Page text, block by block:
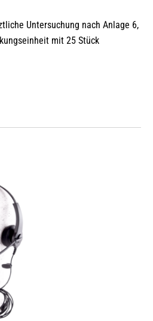
Untersuchung nach Anlage 6,
mit 25 Stück